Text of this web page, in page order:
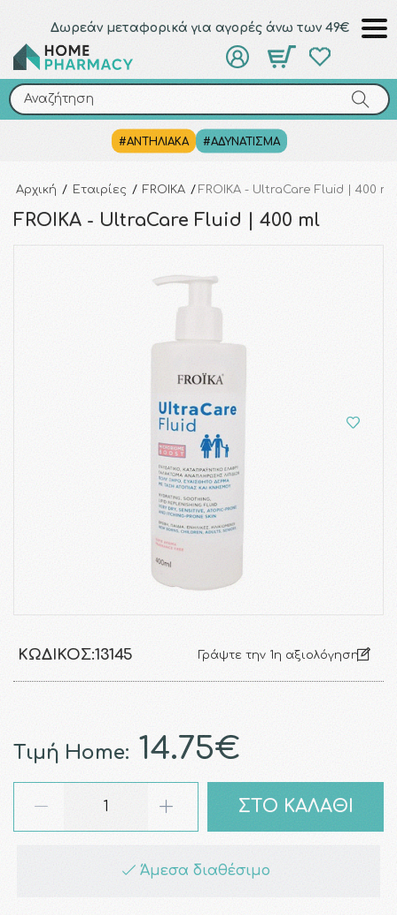
Δωρεάν μεταφορικά για αγορές άνω των 49€
Αναζήτηση
#ΑΝΤΗΛΙΑΚΑ #ΑΔΥΝΑΤΙΣΜΑ
Αναζήτηση
Αρχική / Εταιρίες / FROIKA / FROIKA - UltraCare Fluid | 400 ml
FROIKA - UltraCare Fluid | 400 ml
ΚΩΔΙΚΌΣ:13145 Γράψτε την 1η αξιολόγηση
Τιμή Home: 14.75€
ΣΤΟ ΚΑΛΑΘΙ
Άμεσα διαθέσιμο